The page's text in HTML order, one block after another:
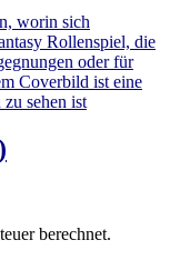
berechnet.